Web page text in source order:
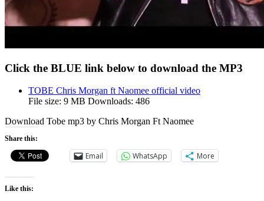
Click the BLUE link below to download the MP3
TOBE Chris Morgan ft Naomee official video
File size: 9 MB Downloads: 486
Download Tobe mp3 by Chris Morgan Ft Naomee
Share this:
Email WhatsApp More
Like this: